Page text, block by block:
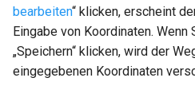
bearbeiten“ klicken, erscheint
Eingabe von Koordinaten.
„Speichern“ klicken, wird der
eingegebenen Koordinaten